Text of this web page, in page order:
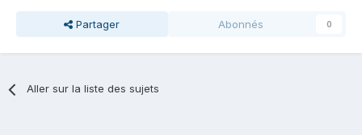
Partager Abonnés 0
Aller sur la liste des sujets